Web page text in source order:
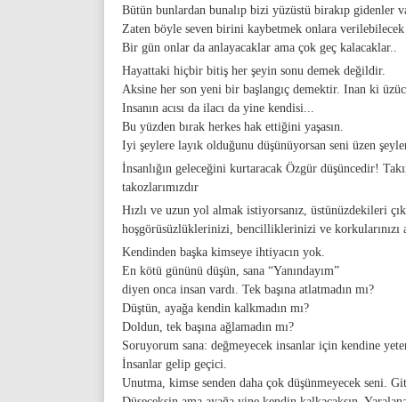
Bütün bunlardan bunalıp bizi yüzüstü birakıp gidenler
Zaten böyle seven birini kaybetmek onlara verilebilecek
Bir gün onlar da anlayacaklar ama çok geç kalacaklar..
Hayattaki hiçbir bitiş her şeyin sonu demek değildir.
Aksine her son yeni bir başlangıç demektir. Inan ki
Insanın acısı da ilacı da yine kendisi...
Bu yüzden bırak herkes hak ettiğini yaşasın.
Iyi şeylere layık olduğunu düşünüyorsan seni üzen
İnsanlığın geleceğini kurtaracak Özgür düşüncedir!
takozlarımızdır
Hızlı ve uzun yol almak istiyorsanız, üstünüzdekileri
hoşgörüsüzlüklerinizi, bencilliklerinizi ve korkularınızı
Kendinden başka kimseye ihtiyacın yok.
En kötü gününü düşün, sana “Yanındayım”
diyen onca insan vardı. Tek başına atlatmadın mı?
Düştün, ayağa kendin kalkmadın mı?
Doldun, tek başına ağlamadın mı?
Soruyorum sana: değmeyecek insanlar için kendine
İnsanlar gelip geçici.
Unutma, kimse senden daha çok düşünmeyecek seni.